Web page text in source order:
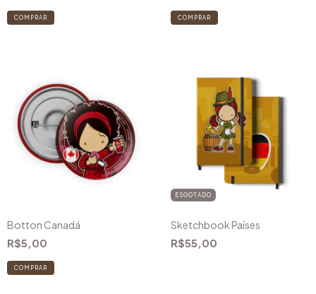
Botton Canadá
R$5,00
ESGOTADO
Sketchbook Países
R$55,00